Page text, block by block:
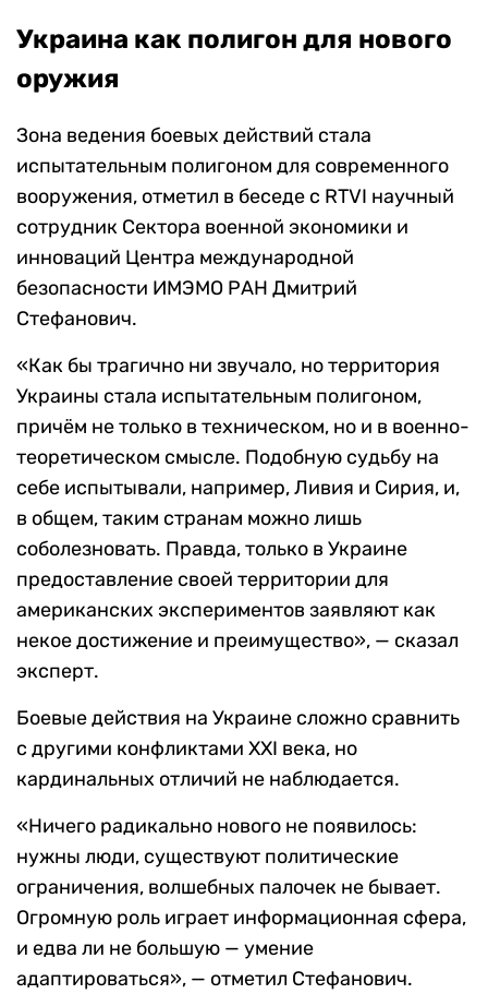
Украина как полигон для нового
оружия
Зона ведения боевых действий стала
испытательным полигоном для современного
вооружения, отметил в беседе с RTVI научный
сотрудник Сектора военной экономики и
инноваций Центра международной
безопасности ИМЭМО РАН Дмитрий
Стефанович.
«Как бы трагично ни звучало, но территория
Украины стала испытательным полигоном,
причём не только в техническом, но и в военно-
теоретическом смысле. Подобную судьбу на
себе испытывали, например, Ливия и Сирия, и,
в общем, таким странам можно лишь
соболезновать. Правда, только в Украине
предоставление своей территории для
американских экспериментов заявляют как
некое достижение и преимущество», — сказал
эксперт.
Боевые действия на Украине сложно сравнить
с другими конфликтами XXI века, но
кардинальных отличий не наблюдается.
«Ничего радикально нового не появилось:
нужны люди, существуют политические
ограничения, волшебных палочек не бывает.
Огромную роль играет информационная сфера,
и едва ли не большую — умение
адаптироваться», — отметил Стефанович.